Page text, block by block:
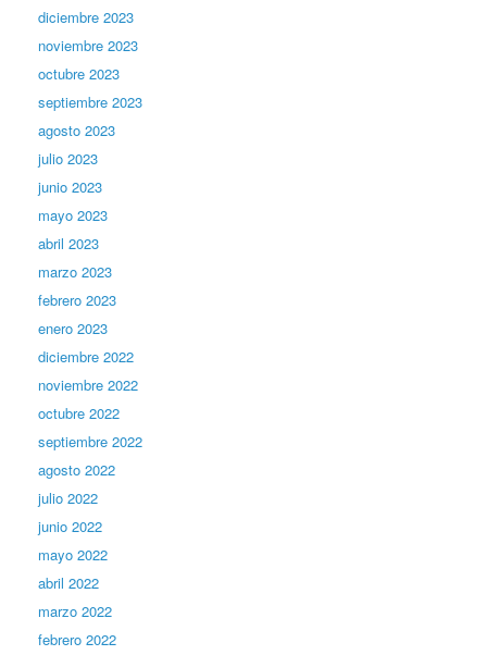
diciembre 2023
noviembre 2023
octubre 2023
septiembre 2023
agosto 2023
julio 2023
junio 2023
mayo 2023
abril 2023
marzo 2023
febrero 2023
enero 2023
diciembre 2022
noviembre 2022
octubre 2022
septiembre 2022
agosto 2022
julio 2022
junio 2022
mayo 2022
abril 2022
marzo 2022
febrero 2022